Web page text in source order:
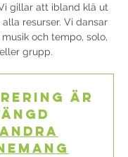
gillar att ibland klä ut
resurser. Vi dansar
och tempo, solo,
grupp.
är
andra